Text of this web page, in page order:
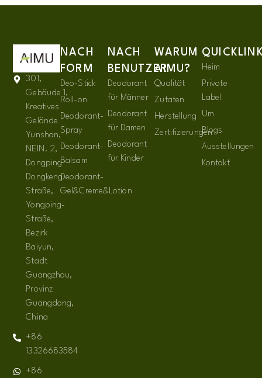
301,
Gebäude 1,
Kreatives
Gelände
Yunshan,
NEIN. 2,
Dongping
Dongkeng
Straße,
Yongping-
Straße,
Bezirk
Baiyun,
Stadt
Guangzhou,
Provinz
Guangdong,
China
+86
13326683584
+86
NACH
FORM
Deo-Stick
Roll-on
Deodorant-
Spray
Deodorant-
Balsam
Deodorant-
Gel&Creme&Lotion
NACH
BENUTZER
Deodorant
für Männer
Deodorant
für Damen
Deodorant
für Kinder
WARUM
AIMU?
Qualität
Zutaten
Herstellung
Zertifizierungen
Heim
Private
Label
Um
Blogs
Ausstellungen
Kontakt